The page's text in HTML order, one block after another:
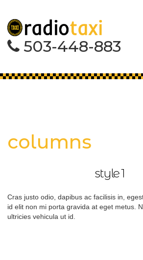
503-448-883
columns
style 1
Cras justo odio, dapibus ac facilisis in,
id elit non mi porta gravida at eget metus.
ultricies vehicula ut id.